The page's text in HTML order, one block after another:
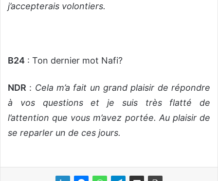
j’accepterais volontiers.
B24 : Ton dernier mot Nafi?
NDR : Cela m’a fait un grand plaisir de répondre
à vos questions et je suis très flatté de
l’attention que vous m’avez portée. Au plaisir de
se reparler un de ces jours.